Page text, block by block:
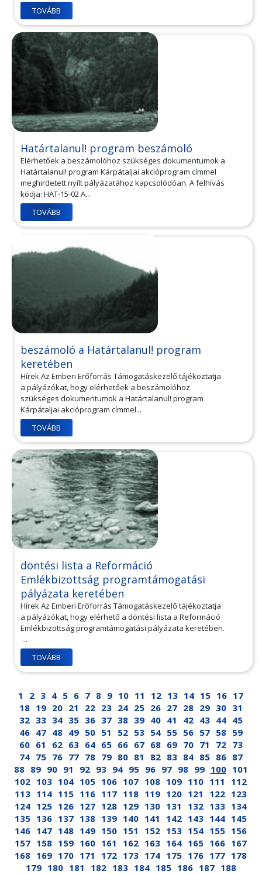
TOVÁBB
Határtalanul! program beszámoló
Elérhetőek a beszámolóhoz szükséges dokumentumok a
Határtalanul! program Kárpátaljai akcióprogram címmel
meghirdetett nyílt pályázatához kapcsolódóan. A felhívás
kódja: HAT-15-02 A...
TOVÁBB
beszámoló a Határtalanul! program
keretében
Hírek Az Emberi Erőforrás Támogatáskezelő tájékoztatja
a pályázókat, hogy elérhetőek a beszámolóhoz
szükséges dokumentumok a Határtalanul! program
Kárpátaljai akcióprogram címmel...
TOVÁBB
döntési lista a Reformáció
Emlékbizottság programtámogatási
pályázata keretében
Hírek Az Emberi Erőforrás Támogatáskezelő tájékoztatja
a pályázókat, hogy elérhető a döntési lista a Reformáció
Emlékbizottság programtámogatási pályázata keretében.
...
TOVÁBB
1 2 3 4 5 6 7 8 9 10 11 12 13 14 15 16 17
18 19 20 21 22 23 24 25 26 27 28 29 30 31
32 33 34 35 36 37 38 39 40 41 42 43 44 45
46 47 48 49 50 51 52 53 54 55 56 57 58 59
60 61 62 63 64 65 66 67 68 69 70 71 72 73
74 75 76 77 78 79 80 81 82 83 84 85 86 87
88 89 90 91 92 93 94 95 96 97 98 99 100 101
102 103 104 105 106 107 108 109 110 111
112
113 114 115 116 117 118 119 120 121 122 123
124 125 126 127 128 129 130 131 132 133 134
135 136 137 138 139 140 141 142 143 144 145
146 147 148 149 150 151 152 153 154 155 156
157 158 159 160 161 162 163 164 165 166 167
168 169 170 171 172 173 174 175 176 177 178
179 180 181 182 183 184 185 186 187 188